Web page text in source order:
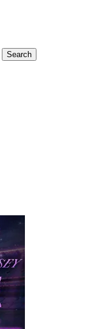
Search